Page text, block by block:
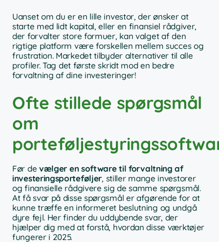
Uanset om du er en lille investor, der ønsker at
starte med lidt kapital, eller en finansiel rådgiver,
der forvalter store formuer, kan valget af den
rigtige platform være forskellen mellem succes og
frustration. Markedet tilbyder alternativer til alle
profiler. Tag det første skridt mod en bedre
forvaltning af dine investeringer!
Ofte stillede spørgsmål
om
Før de vælger en software til forvaltning af
investeringsporteføljer, stiller mange investorer
og finansielle rådgivere sig de samme spørgsmål.
At få svar på disse spørgsmål er afgørende for at
kunne træffe en informeret beslutning og undgå
dyre fejl. Her finder du uddybende svar, der
hjælper dig med at forstå, hvordan disse værktøjer
fungerer i 2025.